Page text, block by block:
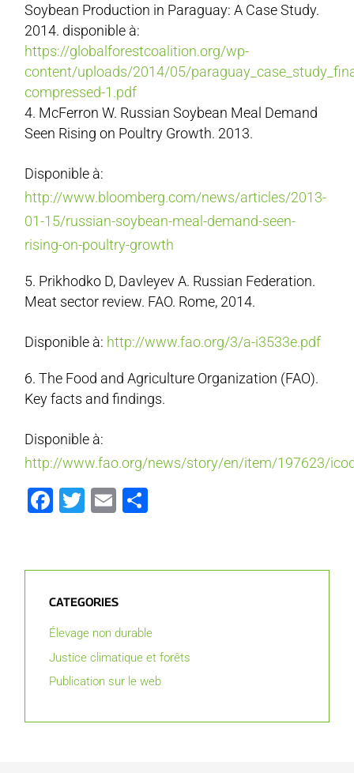
Soybean Production in Paraguay: A Case Study.
2014. disponible à:
https://globalforestcoalition.org/wp-
content/uploads/2014/05/
compressed-1.pdf
McFerron W. Russian Soybean Meal Demand
Seen Rising on Poultry Growth. 2013.
Disponible à:
http://www.bloomberg.com/news/articles/2013-
01-15/russian-soybean-meal-demand-seen-
rising-on-poultry-growth
Prikhodko D, Davleyev A. Russian Federation.
Meat sector review. FAO. Rome, 2014.
Disponible à: http://www.fao.org/3/a-i3533e.pdf
The Food and Agriculture Organization (FAO).
Key facts and findings.
Disponible à:
http://www.fao.org/news/story/en/item/197623/
Facebook
Twitter
Email
CATEGORIES
Élevage non durable
Justice climatique et forêts
Publication sur le web